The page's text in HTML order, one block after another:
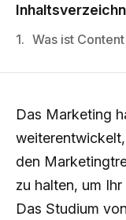
1. Was ist
Das Marketing
den
zu halten, um
Das Studium